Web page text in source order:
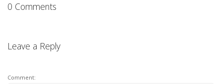
0 Comments
Leave a Reply
Comment: